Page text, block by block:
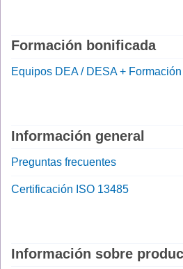
Formación bonificada
Equipos DEA / DESA +
Información general
Preguntas frecuentes
Certificación ISO 13485
Información sobre